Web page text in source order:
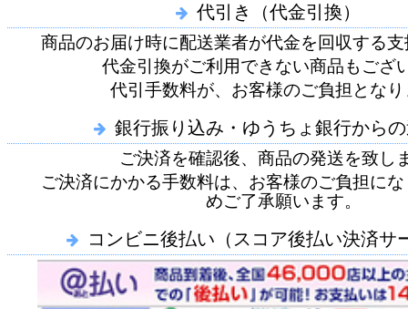
代引き（代金引換）
商品のお届け時に配送業者が代金を回収する
代金引換がご利用できない商品もござ
代引手数料が、お客様のご負担とな
銀行振り込み・ゆうちょ銀行から
ご決済を確認後、商品の発送を致し
ご決済にかかる手数料は、お客様のご負担に
めご了承願います。
コンビニ後払い（スコア後払い決済サ